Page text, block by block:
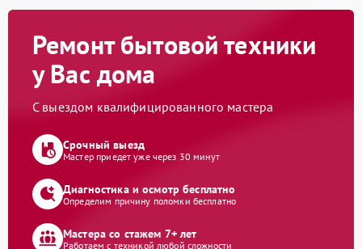
Ремонт бытовой техники
у Вас дома
С выездом квалифицированного мастера
Срочный выезд
Мастер приедет уже через 30 минут
Диагностика и осмотр бесплатно
Определим причину поломки бесплатно
Мастера со стажем 7+ лет
Работаем с техникой любой сложности